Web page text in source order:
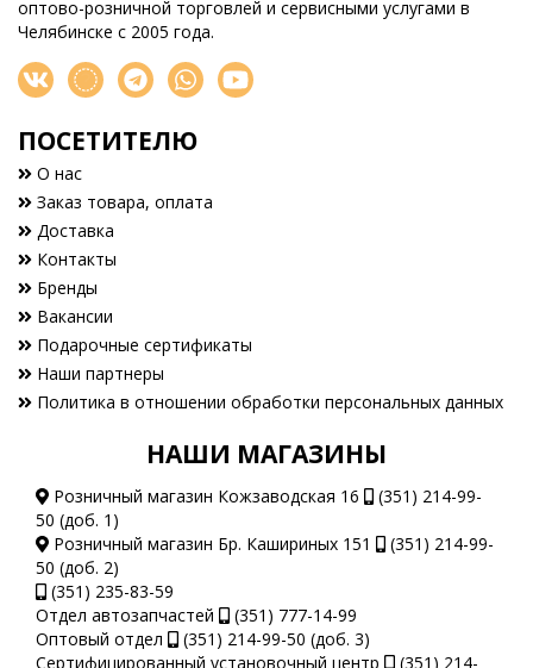
оптово-розничной торговлей и сервисными услугами в
Челябинске с 2005 года.
ПОСЕТИТЕЛЮ
О нас
Заказ товара, оплата
Доставка
Контакты
Бренды
Вакансии
Подарочные сертификаты
Наши партнеры
Политика в отношении обработки персональных данных
НАШИ МАГАЗИНЫ
Розничный магазин Кожзаводская 16
(351) 214-99-
50 (доб. 1)
Розничный магазин Бр. Кашириных 151
(351) 214-99-
50 (доб. 2)
(351) 235-83-59
Отдел автозапчастей
(351) 777-14-99
Оптовый отдел
(351) 214-99-50 (доб. 3)
Сертифицированный установочный центр
(351) 214-